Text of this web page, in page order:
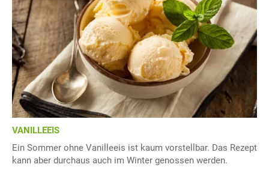
VANILLEEIS
Ein Sommer ohne Vanilleeis ist kaum vorstellbar. Das Rezept
kann aber durchaus auch im Winter genossen werden.